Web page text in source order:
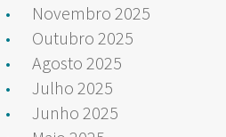
Novembro 2025
Outubro 2025
Agosto 2025
Julho 2025
Junho 2025